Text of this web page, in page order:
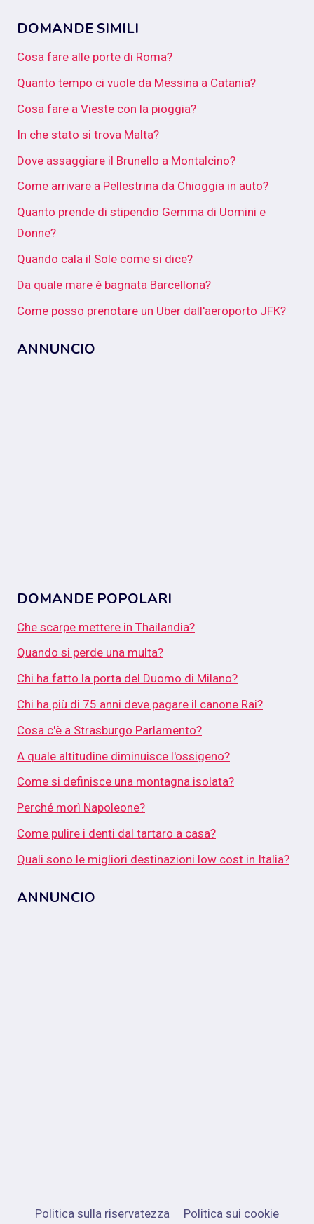
DOMANDE SIMILI
Cosa fare alle porte di Roma?
Quanto tempo ci vuole da Messina a Catania?
Cosa fare a Vieste con la pioggia?
In che stato si trova Malta?
Dove assaggiare il Brunello a Montalcino?
Come arrivare a Pellestrina da Chioggia in auto?
Quanto prende di stipendio Gemma di Uomini e
Donne?
Quando cala il Sole come si dice?
Da quale mare è bagnata Barcellona?
Come posso prenotare un Uber dall'aeroporto JFK?
ANNUNCIO
DOMANDE POPOLARI
Che scarpe mettere in Thailandia?
Quando si perde una multa?
Chi ha fatto la porta del Duomo di Milano?
Chi ha più di 75 anni deve pagare il canone Rai?
Cosa c'è a Strasburgo Parlamento?
A quale altitudine diminuisce l'ossigeno?
Come si definisce una montagna isolata?
Perché morì Napoleone?
Come pulire i denti dal tartaro a casa?
Quali sono le migliori destinazioni low cost in Italia?
ANNUNCIO
Politica sulla riservatezza Politica sui cookie